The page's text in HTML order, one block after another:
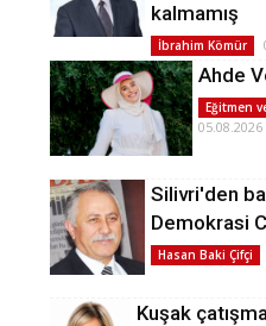
kalmamış
İbrahim Kömür
Ahde
Eğitmen
05.08.2026
Silivri'den
Demokrasi
Hasan Baki Çifçi
Kuşak